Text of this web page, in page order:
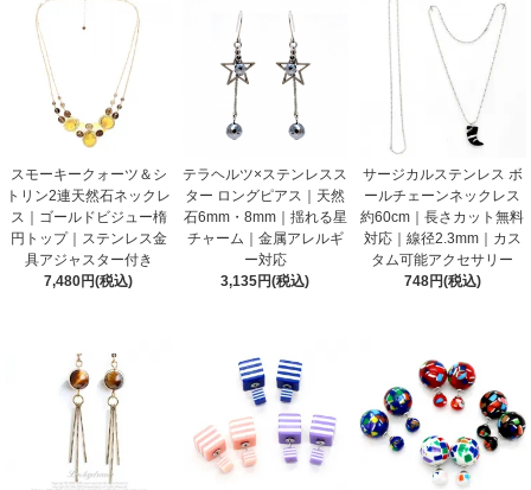
スモーキークォーツ＆シ
トリン2連天然石ネックレ
ス｜ゴールドビジュー楕
円トップ｜ステンレス金
具アジャスター付き
7,480円(税込)
テラヘルツ×ステンレスス
ター ロングピアス｜天然
石6mm・8mm｜揺れる星
チャーム｜金属アレルギ
ー対応
3,135円(税込)
サージカルステンレス ボ
ールチェーンネックレス
約60cm｜長さカット無料
対応｜線径2.3mm｜カス
タム可能アクセサリー
748円(税込)